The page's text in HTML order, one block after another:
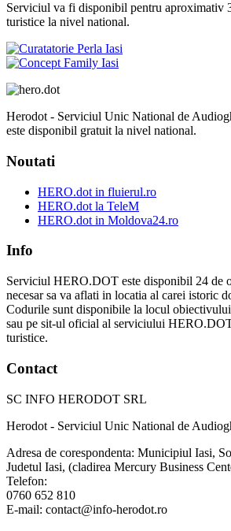
Serviciul va fi disponibil pentru aproximativ
turistice la nivel national.
Herodot - Serviciul Unic National de
este disponibil gratuit la nivel national.
Noutati
HERO.dot in fluierul.ro
HERO.dot la TeleM
HERO.dot in Moldova24.ro
Info
Serviciul HERO.DOT este disponibil 24 de
necesar sa va aflati in locatia al carei istoric
Codurile sunt disponibile la locul
sau pe sit-ul oficial al serviciului
turistice.
Contact
SC INFO HERODOT SRL
Herodot - Serviciul Unic National de
Adresa de corespondenta: Municipiul Iasi,
Judetul Iasi, (cladirea Mercury Business
Telefon:
0760 652 810
E-mail: contact@info-herodot.ro